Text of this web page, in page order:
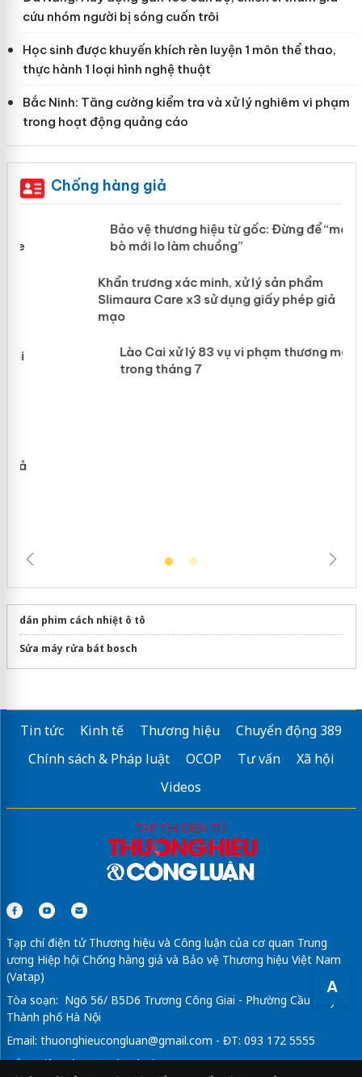
A
cứu nhóm người bị sóng cuốn trôi
Học sinh được khuyến khích rèn luyện 1 môn thể thao,
thực hành 1 loại hình nghệ thuật
Bắc Ninh: Tăng cường kiểm tra và xử lý nghiêm vi phạm
trong hoạt động quảng cáo
Chống hàng giả
Bảo vệ thương hiệu từ gốc: Đừng để
“mất bò mới lo làm chuồng”
Slimaura Care x3 sử dụng giấy phép
giả mạo
dán phim cách nhiệt ô tô
Sửa máy rửa bát bosch
Tin tức Kinh tế Thương hiệu
Chuyển động 389
Chính sách & Pháp luật
OCOP Tư vấn
Xã hội
Videos
Tạp chí điện tử Thương hiệu và Công luận của cơ quan Trung
ương Hiệp hội Chống hàng giả và Bảo vệ Thương hiệu Việt Nam
(Vatap)
Tòa soạn: Ngõ 56/ B5D6 Trương Công Giai - Phường Cầu Giấy -
Thành phố Hà Nội
Email: thuonghieucongluan@gmail.com - ĐT: 093 172 5555
Tổng Biên Tập: Vũ Đức Thuận